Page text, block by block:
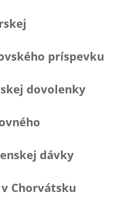
príspevku
dovolenky
dávky
Chorvátsku